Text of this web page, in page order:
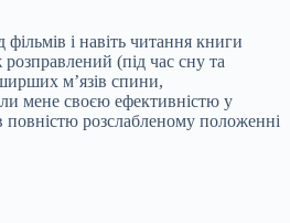
і навіть читання книги
(під час сну та
м’язів спини,
мене своєю ефективністю у
повністю розслабленому положенні